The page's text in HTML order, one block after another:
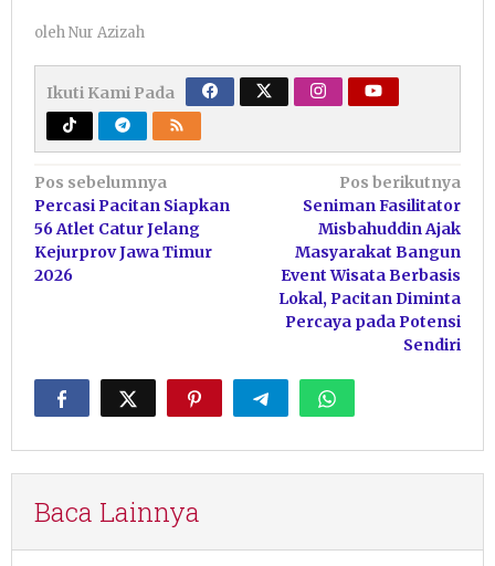
olehNur Azizah
Ikuti Kami Pada
Navigasi
pos
Pos sebelumnya
Percasi Pacitan Siapkan
56 Atlet Catur Jelang
Kejurprov Jawa Timur
2026
Pos berikutnya
Seniman Fasilitator
Misbahuddin Ajak
Masyarakat Bangun
Event Wisata Berbasis
Lokal, Pacitan Diminta
Percaya pada Potensi
Sendiri
Baca Lainnya